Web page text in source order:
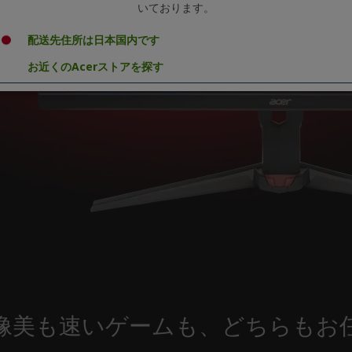
美も速いゲームも、どちらもお
いております。
配送先住所は日本国内です
お近くのAcerストアを探す